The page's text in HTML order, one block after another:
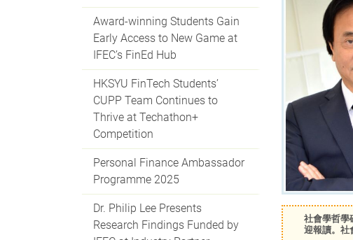
Award-winning Students Gain
Early Access to New Game at
IFEC’s FinEd Hub
HKSYU FinTech Students’
CUPP Team Continues to
Thrive at Techathon+
Competition
Personal Finance Ambassador
Programme 2025
Dr. Philip Lee Presents
Research Findings Funded by
社會學哲學
迎報讀。社